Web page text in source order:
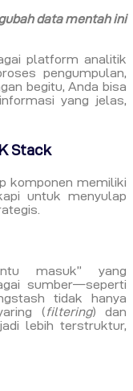
data mentah ini
platform analitik
pengumpulan,
begitu, Anda bisa
yang jelas,
Stack
komponen memiliki
untuk menyulap
masuk” yang
sumber—seperti
tidak hanya
(filtering) dan
lebih terstruktur,